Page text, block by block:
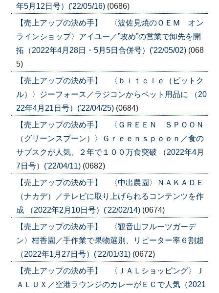
年5月12日号）('22/05/16) (0686)
【売上アップの決め手】 〈波佐見焼のＯＥＭ オン
ラインショップ〉アイユー／”攻め”の営業で卸先を開
拓（2022年4月28日・5月5日合併号）('22/05/02) (068
5)
【売上アップの決め手】 〈ｂｉｔｃｌｅ（ビットク
ル）〉ジーフォース／ラジコンからペット用品に （20
22年4月21日号）('22/04/25) (0684)
【売上アップの決め手】 〈ＧＲＥＥＮ ＳＰＯＯＮ
（グリーンスプーン）〉Ｇｒｅｅｎｓｐｏｏｎ／食の
サブスクが人気、２年で１００万食突破 （2022年4月
7日号）('22/04/11) (0682)
【売上アップの決め手】 〈中出農園〉ＮＡＫＡＤＥ
（ナカデ）／テレビに取り上げられるコンテンツを作
成 （2022年2月10日号）('22/02/14) (0674)
【売上アップの決め手】 〈観音山フルーツガーデ
ン〉柑香園／手作業で果物選別、リピーター率６割超
（2022年1月27日号）('22/01/31) (0672)
【売上アップの決め手】 〈ＪＡＬショッピング〉Ｊ
ＡＬＵＸ／空港ラウンジのカレーがＥＣで人気（2021